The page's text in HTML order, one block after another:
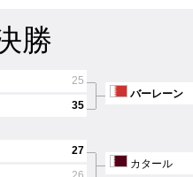
勝
25
35
27
バーレーン
カタール